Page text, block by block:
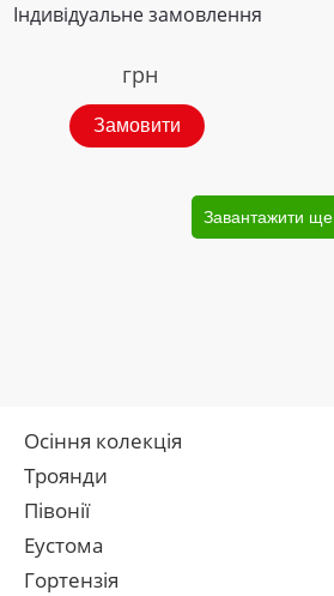
Індивідуальне замовлення
грн
Замовити
Завантажити ще
Осіння колекція
Троянди
Півонії
Еустома
Гортензія